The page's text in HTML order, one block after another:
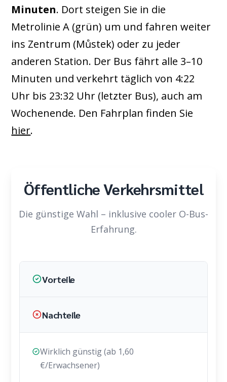
Minuten. Dort steigen Sie in die
Metrolinie A (grün) um und fahren weiter
ins Zentrum (Můstek) oder zu jeder
anderen Station. Der Bus fährt alle 3–10
Minuten und verkehrt täglich von 4:22
Uhr bis 23:32 Uhr (letzter Bus), auch am
Wochenende. Den Fahrplan finden Sie
hier.
Öffentliche Verkehrsmittel
Die günstige Wahl – inklusive cooler O-Bus-
Erfahrung.
Vorteile
Nachteile
Wirklich günstig (ab 1,60
€/Erwachsener)